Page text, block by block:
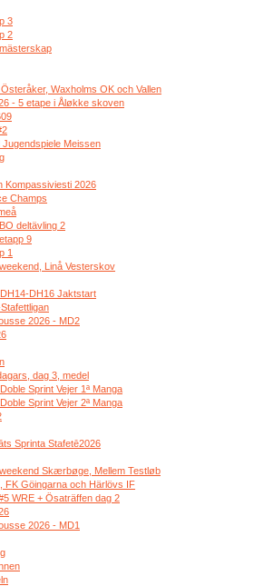
3
2
Waxholms OK och Vallen
- 5 etape i Åløkke skoven
Meissen
Kompassiviesti 2026
Champs
deltävling 2
9
1
Linå Vesterskov
DH16 Jaktstart
2026 - MD2
dag 3, medel
Sprint Vejer 1ª Manga
Sprint Vejer 2ª Manga
Sprinta Stafetē2026
Skærbøge, Mellem Testløb
FK Göingarna och Härlövs IF
WRE + Ösaträffen dag 2
2026 - MD1